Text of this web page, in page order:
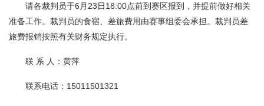
请各裁判员于6月23日18:00点前到赛区报到，并提前做好相关
准备工作。裁判员的食宿、差旅费用由赛事组委会承担。裁判员差
旅费报销按照有关财务规定执行。
联 系 人：黄萍
联系电话：15011501321